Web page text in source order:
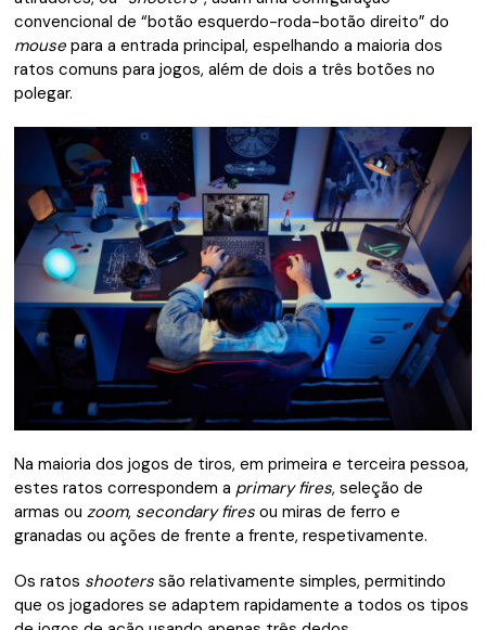
convencional de “botão esquerdo-roda-botão direito” do
mouse para a entrada principal, espelhando a maioria dos
ratos comuns para jogos, além de dois a três botões no
polegar.
Na maioria dos jogos de tiros, em primeira e terceira pessoa,
estes ratos correspondem a primary fires, seleção de
armas ouzoom, secondary fires ou miras de ferro e
granadas ou ações de frente a frente, respetivamente.
Os ratos shooters são relativamente simples, permitindo
que os jogadores se adaptem rapidamente a todos os tipos